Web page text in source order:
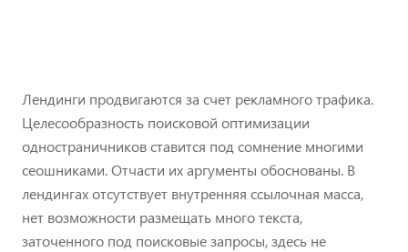
Лендинги продвигаются за счет рекламного трафика.
Целесообразность поисковой оптимизации
одностраничников ставится под сомнение многими
сеошниками. Отчасти их аргументы обоснованы. В
лендингах отсутствует внутренняя ссылочная масса,
нет возможности размещать много текста,
заточенного под поисковые запросы, здесь не